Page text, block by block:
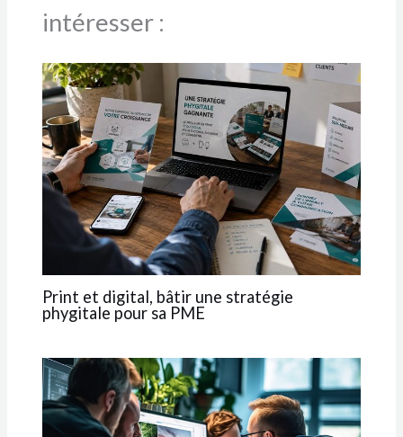
intéresser :
Print et digital, bâtir une stratégie
phygitale pour sa PME